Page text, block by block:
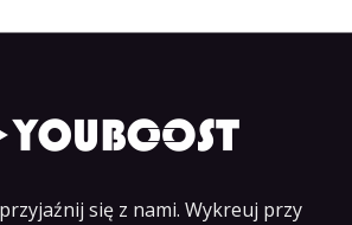
się z nami. Wykreuj przy